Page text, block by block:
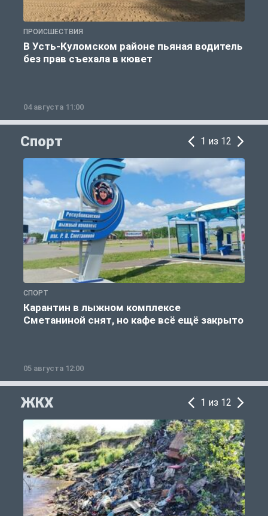
ПРОИСШЕСТВИЯ
В Усть-Куломском районе пьяная водитель
без прав съехала в кювет
04 августа 11:00
Спорт 1 из 12
СПОРТ
Карантин в лыжном комплексе
Сметаниной снят, но кафе всё ещё закрыто
05 августа 12:00
ЖКХ 1 из 12